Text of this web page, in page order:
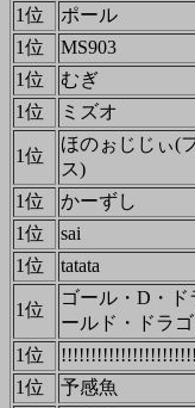
1位
ポール
1位
MS903
1位
むぎ
1位
ミズオ
1位
ほのぉじじぃ(
ス)
1位 かーずし
1位
sai
1位
tatata
1位
ゴール・D・
ールド・ドラゴ
1位
1位
予感魚